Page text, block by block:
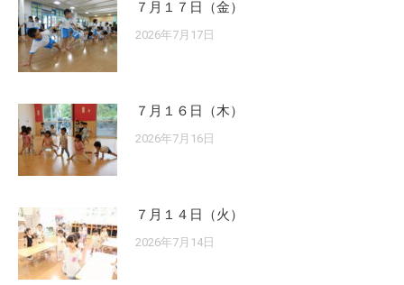
７月１７日（金）
2026年7月17日
７月１６日（木）
2026年7月16日
７月１４日（火）
2026年7月14日